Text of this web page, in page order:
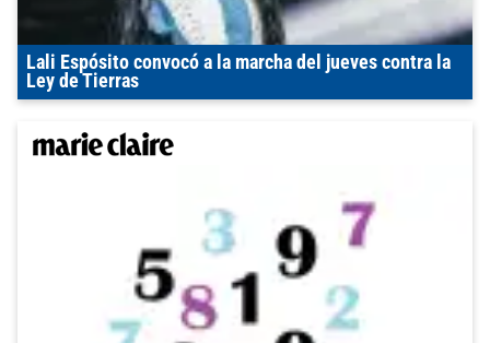
Lali Espósito convocó a la marcha del jueves contra la
Ley de Tierras